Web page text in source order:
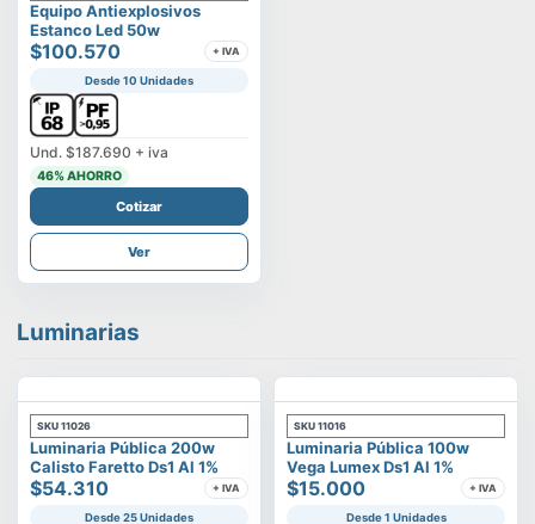
Equipo Antiexplosivos
Estanco Led 50w
$100.570 + IVA
Desde 10 Unidades
Und. $187.690 + iva
46% AHORRO
Cotizar
Ver
Luminarias
SKU 11026
Luminaria Pública 200w
Calisto Faretto Ds1 Al 1%
$54.310 + IVA
Desde 25 Unidades
SKU 11016
Luminaria Pública 100w
Vega Lumex Ds1 Al 1%
$15.000 + IVA
Desde 1 Unidades